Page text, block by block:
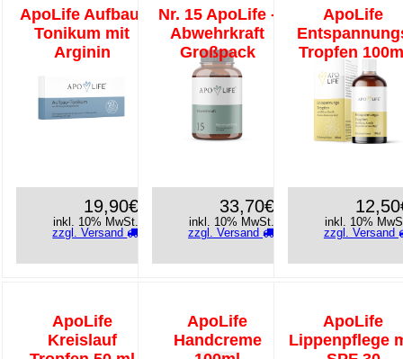
ApoLife Aufbau-
Tonikum mit
Arginin
19,90€
inkl. 10% MwSt.
zzgl. Versand
Nr. 15 ApoLife -
Abwehrkraft
Großpack
33,70€
inkl. 10% MwSt.
zzgl. Versand
ApoLife
Tropfen
inkl. 10%
zzgl. Versand
ApoLife
Kreislauf
ApoLife
Handcreme
ApoLife
Lippenpflege